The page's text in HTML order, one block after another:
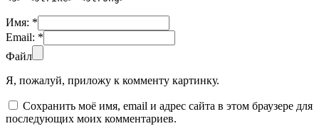
Имя: *
Email: *
Файл
Я, пожалуй, приложу к комменту картинку.
Сохранить моё имя, email и адрес сайта в этом браузере для
последующих моих комментариев.